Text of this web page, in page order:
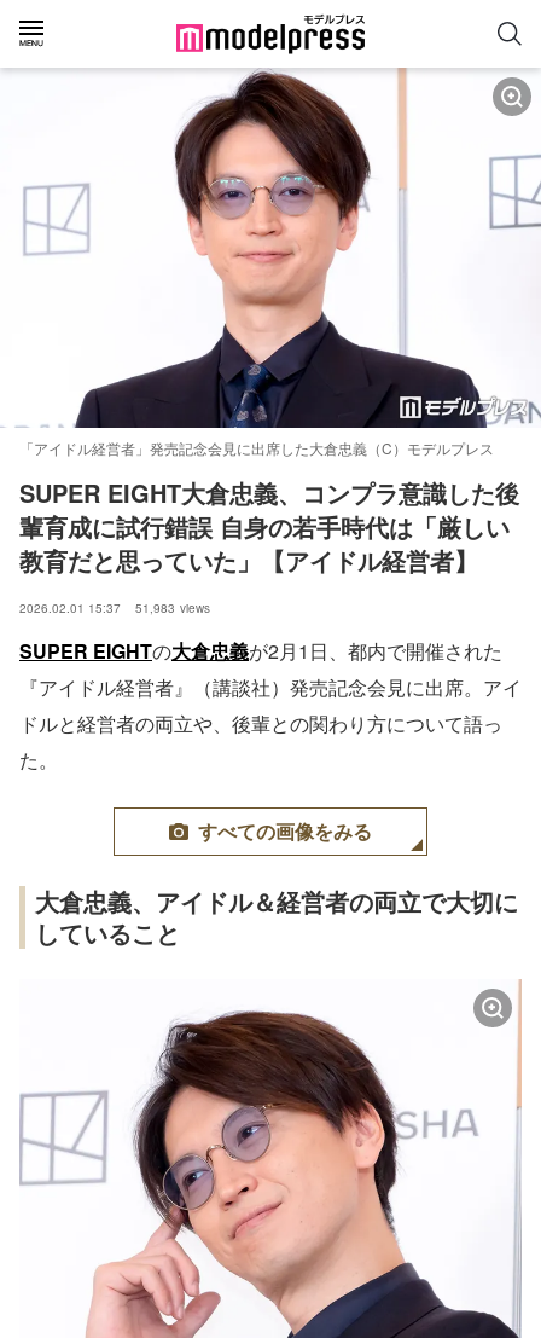
「アイドル経営者」発売記念会見に出席した大倉忠義（C）モデルプレス
SUPER EIGHT大倉忠義、コンプラ意識した後
輩育成に試行錯誤 自身の若手時代は「厳しい
教育だと思っていた」【アイドル経営者】
2026.02.01 15:37 51,983 views
SUPER EIGHTの大倉忠義が2月1日、都内で開催された
『アイドル経営者』（講談社）発売記念会見に出席。アイ
ドルと経営者の両立や、後輩との関わり方について語っ
た。
すべての画像をみる
大倉忠義、アイドル＆経営者の両立で大切に
していること